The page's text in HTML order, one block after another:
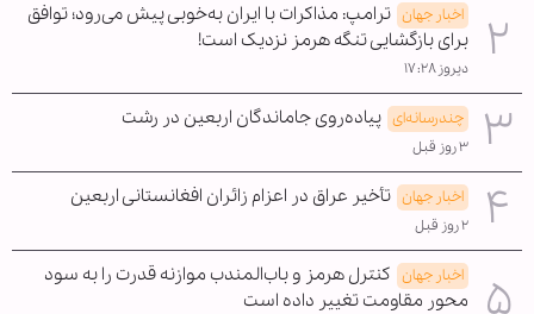
اخبار جهان ترامپ: مذاکرات با ایران به‌خوبی پیش می‌رود؛ توافق
برای بازگشایی تنگه هرمز نزدیک است!
دیروز ۱۷:۲۸
چندرسانه‌ای پیاده‌روی جاماندگان اربعین در رشت
۳ روز قبل
اخبار جهان تأخیر عراق در اعزام زائران افغانستانی اربعین
۲ روز قبل
اخبار جهان کنترل هرمز و باب‌المندب موازنه قدرت را به سود
محور مقاومت تغییر داده است